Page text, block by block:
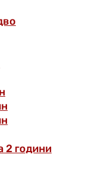
2 години